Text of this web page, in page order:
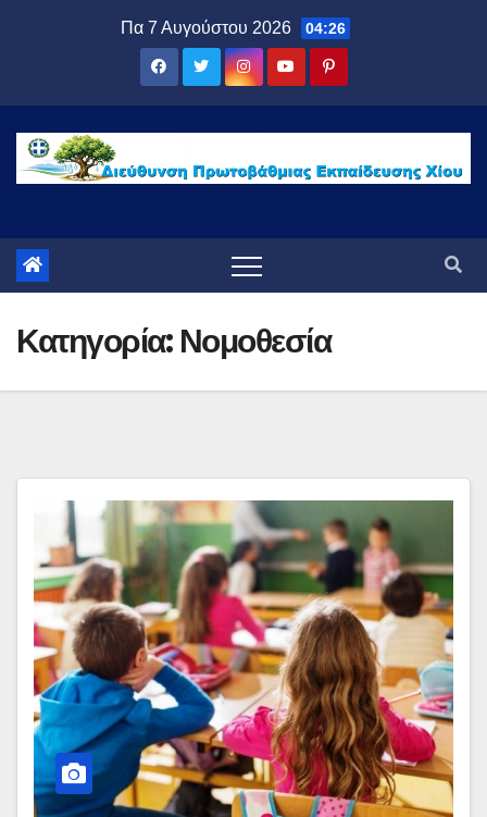
Πα 7 Αυγούστου 2026 04:26
Κατηγορία: Νομοθεσία